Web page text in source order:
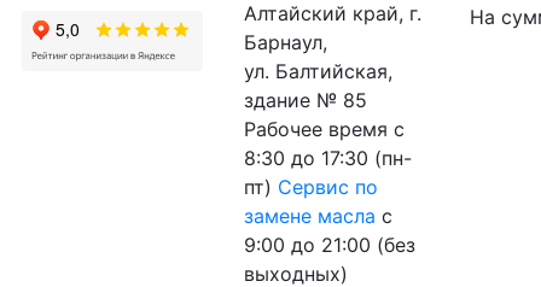
Алтайский край, г.
Барнаул,
ул. Балтийская,
здание № 85
Рабочее время с
8:30 до 17:30 (пн-
пт) Сервис по
замене масла с
9:00 до 21:00 (без
выходных)
На